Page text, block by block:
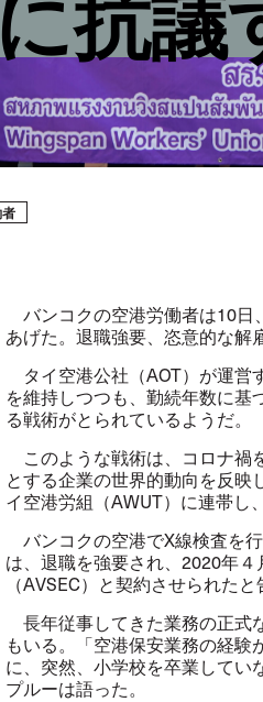
バンコクの空港労働者は10日
あげた。退職強要、恣意的な解
タイ空港公社（AOT）が運営
を維持しつつも、勤続年数に
る戦術がとられているようだ。
このような戦術は、コロナ禍
とする企業の世界的動向を反映
イ空港労組（AWUT）に連帯し
バンコクの空港でX線検査を行
は、退職を強要され、 2020年４
（AVSEC）と契約させられたと
長年従事してきた業務の正式
もいる。「空港保安業務の経験
に、突然、小学校を卒業して
プルーは語った。